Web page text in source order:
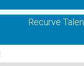
Recurve